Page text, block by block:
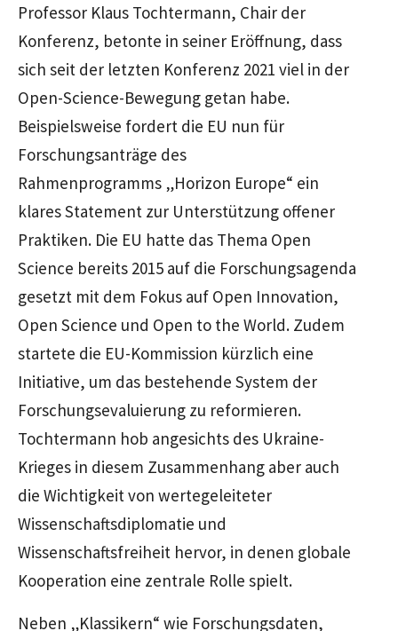
Professor Klaus Tochtermann, Chair der
Konferenz, betonte in seiner Eröffnung, dass
sich seit der letzten Konferenz 2021 viel in der
Open-Science-Bewegung getan habe.
Beispielsweise fordert die EU nun für
Forschungsanträge des
Rahmenprogramms „Horizon Europe“ ein
klares Statement zur Unterstützung offener
Praktiken. Die EU hatte das Thema Open
Science bereits 2015 auf die Forschungsagenda
gesetzt mit dem Fokus auf Open Innovation,
Open Science und Open to the World. Zudem
startete die EU-Kommission kürzlich eine
Initiative, um das bestehende System der
Forschungsevaluierung zu reformieren.
Tochtermann hob angesichts des Ukraine-
Krieges in diesem Zusammenhang aber auch
die Wichtigkeit von wertegeleiteter
Wissenschaftsdiplomatie und
Wissenschaftsfreiheit hervor, in denen globale
Kooperation eine zentrale Rolle spielt.
Neben „Klassikern“ wie Forschungsdaten,